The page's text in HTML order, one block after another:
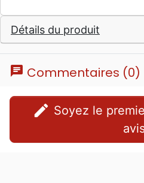
Détails du produit
chat Commentaires (0)
edit